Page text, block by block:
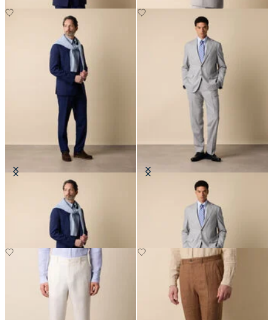
Kleid aus superfiner Schurwolle
Kleid aus superfiner Schurwolle